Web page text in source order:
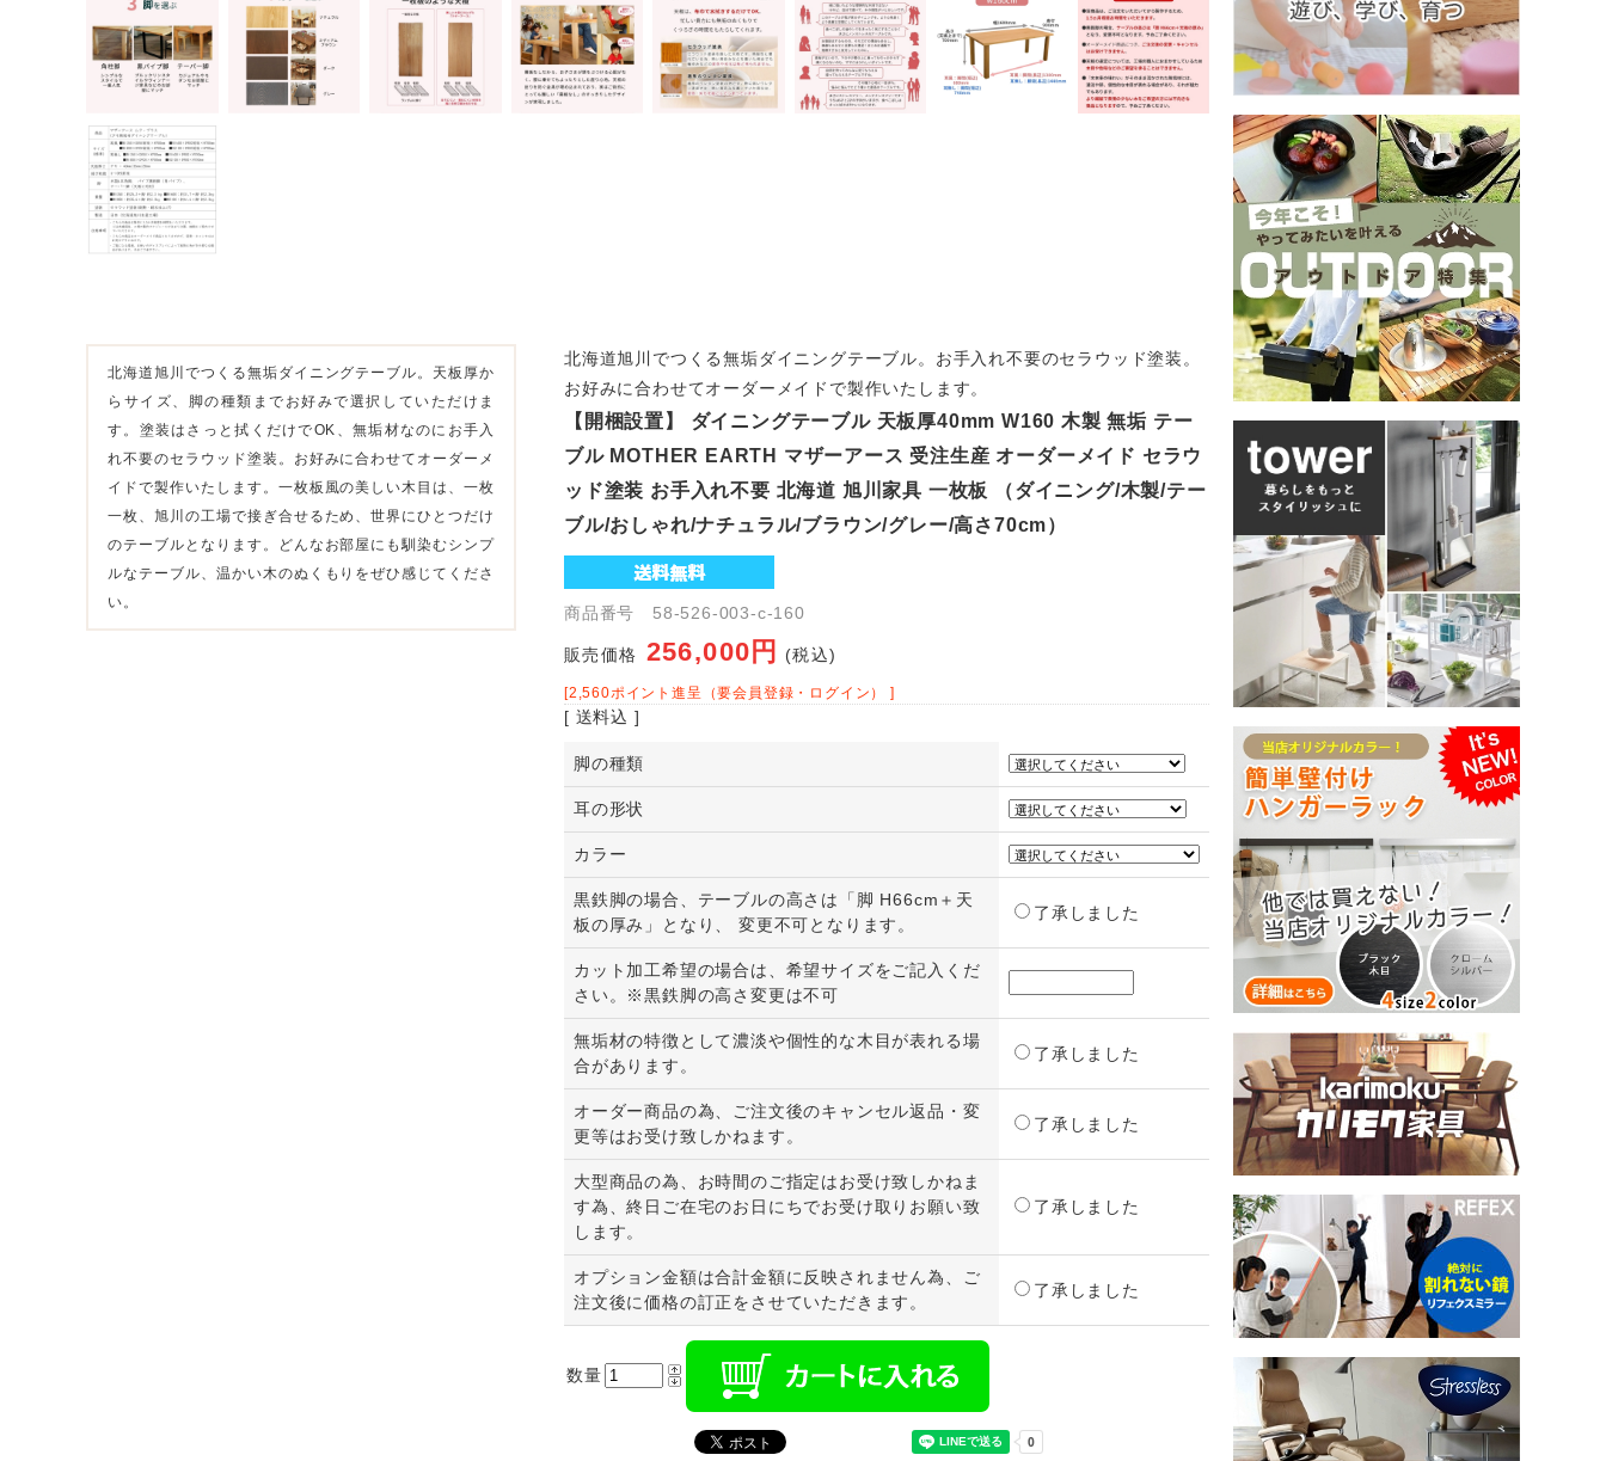
北海道旭川でつくる無垢ダイニングテーブル。天板厚か
らサイズ、脚の種類までお好みで選択していただけま
す。塗装はさっと拭くだけでOK、無垢材なのにお手入
れ不要のセラウッド塗装。お好みに合わせてオーダーメ
イドで製作いたします。一枚板風の美しい木目は、一枚
一枚、旭川の工場で接ぎ合せるため、世界にひとつだけ
のテーブルとなります。どんなお部屋にも馴染むシンプ
ルなテーブル、温かい木のぬくもりをぜひ感じてくださ
い。
北海道旭川でつくる無垢ダイニングテーブル。お手入れ不要のセラウッド塗装。
お好みに合わせてオーダーメイドで製作いたします。
【開梱設置】 ダイニングテーブル 天板厚40mm W160 木製 無垢 テー
ブル MOTHER EARTH マザーアース 受注生産 オーダーメイド セラウ
ッド塗装 お手入れ不要 北海道 旭川家具 一枚板 （ダイニング/木製/テー
ブル/おしゃれ/ナチュラル/ブラウン/グレー/高さ70cm）
商品番号 58-526-003-c-160
販売価格 256,000円 (税込)
[2,560ポイント進呈（要会員登録・ログイン） ]
[ 送料込 ]
脚の種類
耳の形状
カラー
黒鉄脚の場合、テーブルの高さは「脚 H66cm＋天
板の厚み」となり、 変更不可となります。
了承しました
カット加工希望の場合は、希望サイズをご記入くだ
さい。※黒鉄脚の高さ変更は不可
無垢材の特徴として濃淡や個性的な木目が表れる場
合があります。
了承しました
オーダー商品の為、ご注文後のキャンセル返品・変
更等はお受け致しかねます。
了承しました
大型商品の為、お時間のご指定はお受け致しかねま
す為、終日ご在宅のお日にちでお受け取りお願い致
します。
了承しました
オプション金額は合計金額に反映されません為、ご
注文後に価格の訂正をさせていただきます。
了承しました
数量